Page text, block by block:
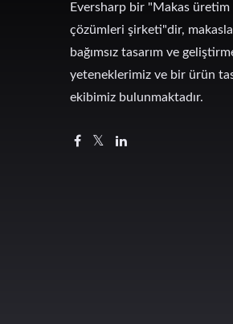
Eversharp bir "Makas üretim
çözümleri şirketi"dir,
bağımsız tasarım ve
yeteneklerimiz ve bir ürün
ekibimiz bulunmaktadır.